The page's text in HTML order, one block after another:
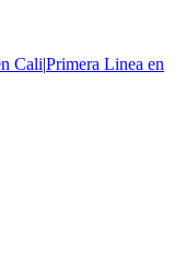
Cali|Primera Linea en